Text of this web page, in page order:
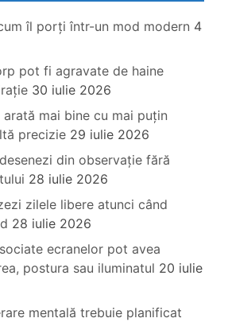
îl porți într-un mod modern 4
pot fi agravate de haine
30 iulie 2026
mai bine cu mai puțin
precizie 29 iulie 2026
din observație fără
28 iulie 2026
zilele libere atunci când
28 iulie 2026
ecranelor pot avea
postura sau iluminatul 20 iulie
mentală trebuie planificat